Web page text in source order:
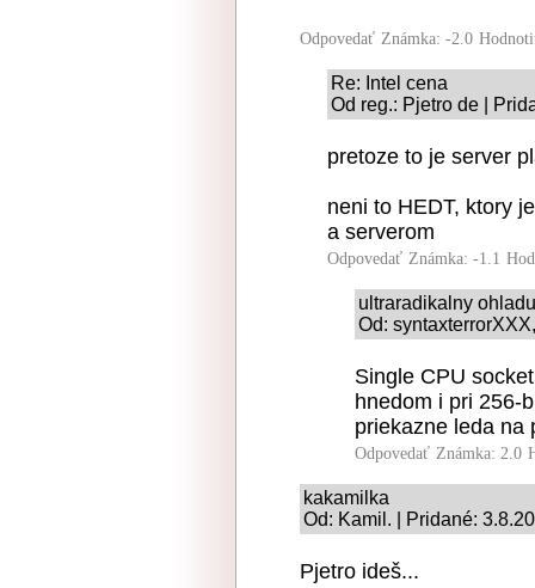
Odpovedať Známka: -2.0
Re: Intel cena
Od reg.: Pjetro de |
pretoze to je server
neni to HEDT, ktory
a serverom
Odpovedať Známka: -1.1
ultraradikalny
Od:
Single CPU
hnedom i pri 256-
priekazne leda na
Odpovedať Známka: 2.0
kakamilka
Od: Kamil. | Pridané:
Pjetro ideš...